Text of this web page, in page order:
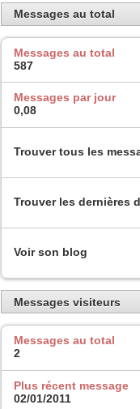
Messages au total
Messages au total
587
Messages par jour
0,08
Trouver tous les
Trouver les dernières
Voir son blog
Messages visiteurs
Messages au total
2
Plus récent message
02/01/2011